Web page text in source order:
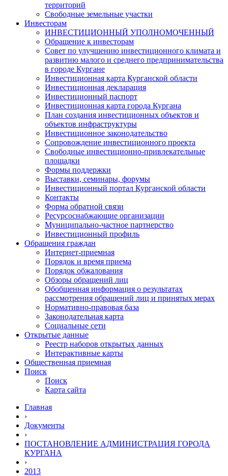
территорий
Свободные земельные участки
Инвесторам
ИНВЕСТИЦИОННЫЙ УПОЛНОМОЧЕННЫЙ
Обращение к инвесторам
Совет по улучшению инвестиционного климата и
развитию малого и среднего предпринимательства
в городе Кургане
Инвестиционная карта Курганской области
Инвестиционная декларация
Инвестиционный паспорт
Инвестиционная карта города Кургана
План создания инвестиционных объектов и
объектов инфраструктуры
Инвестиционное законодательство
Сопровождение инвестиционного проекта
Свободные инвестиционно-привлекательные
площадки
Формы поддержки
Выставки, семинары, форумы
Инвестиционный портал Курганской области
Контакты
Форма обратной связи
Ресурсоснабжающие организации
Муниципально-частное партнерство
Инвестиционный профиль
Обращения граждан
Интернет-приемная
Порядок и время приема
Порядок обжалования
Обзоры обращений лиц
Обобщенная информация о результатах
рассмотрения обращений лиц и принятых мерах
Нормативно-правовая база
Законодательная карта
Социальные сети
Открытые данные
Реестр наборов открытых данных
Интерактивные карты
Общественная приемная
Поиск
Поиск
Карта сайта
Главная
›
Документы
›
ПОСТАНОВЛЕНИЕ АДМИНИСТРАЦИЯ ГОРОДА
КУРГАНА
›
2013